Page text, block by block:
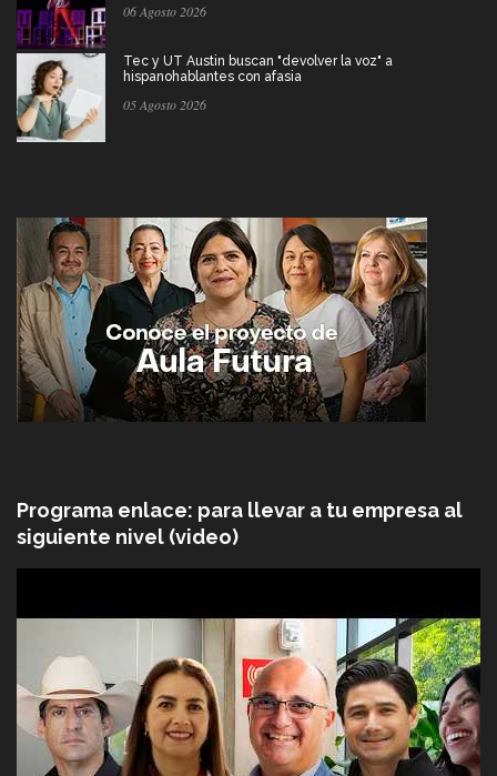
06 Agosto 2026
Tec y UT Austin buscan "devolver la voz" a
hispanohablantes con afasia
05 Agosto 2026
Programa enlace: para llevar a tu empresa al
siguiente nivel (video)